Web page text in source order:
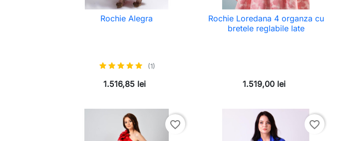
Rochie Alegra
(1)
1.516,85 lei
Rochie Loredana 4 organza cu
bretele reglabile late
1.519,00 lei
favorite_border favorite_border